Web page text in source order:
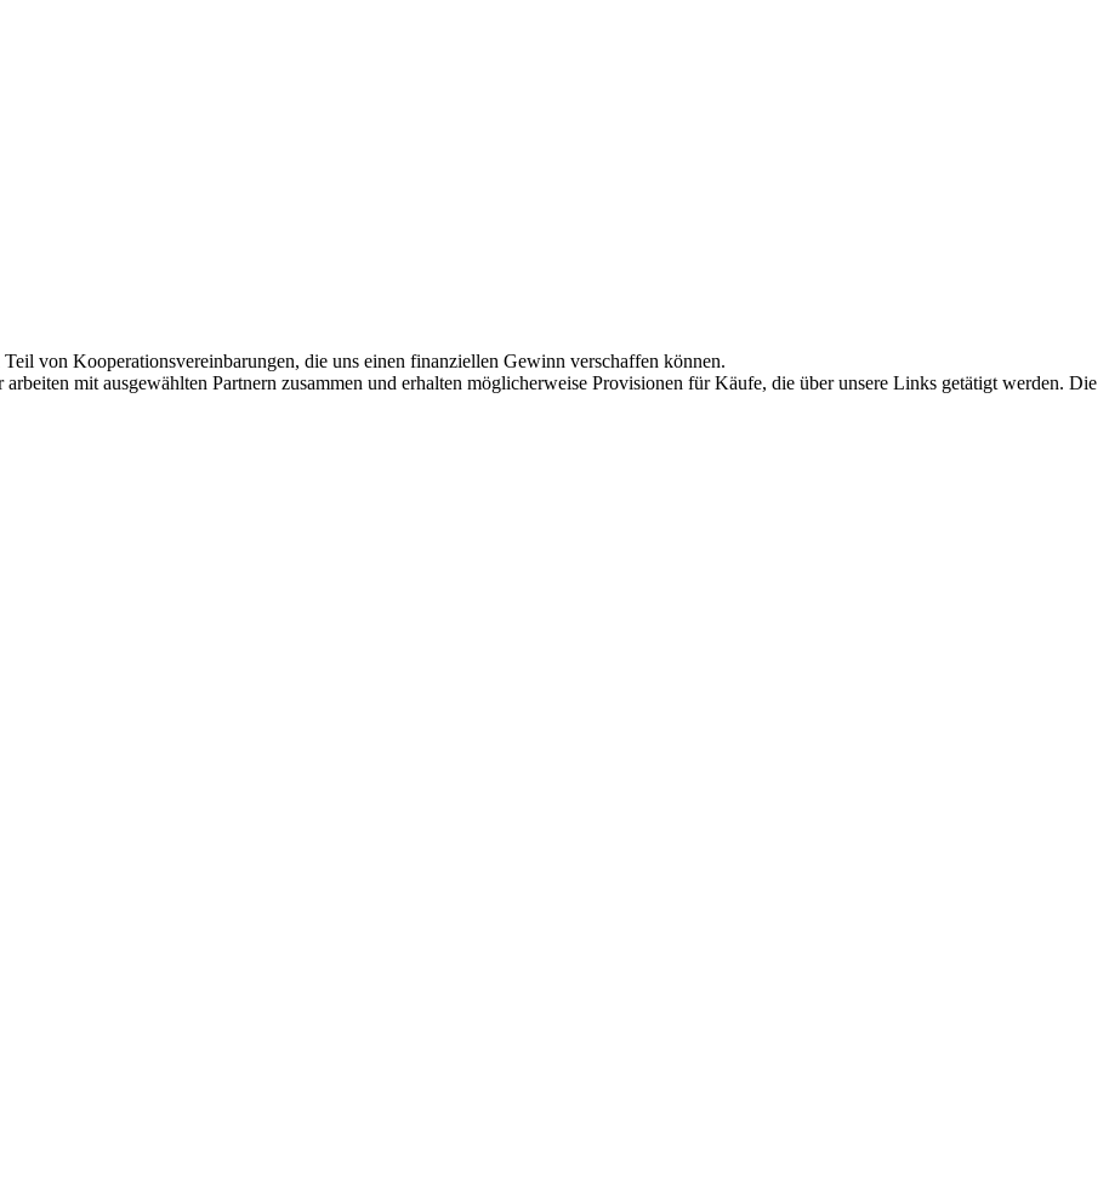
von Kooperationsvereinbarungen, die uns einen finanziellen Gewinn verschaffen können.
mit ausgewählten Partnern zusammen und erhalten möglicherweise Provisionen für Käufe, die über unsere Links getätigt werden. Die